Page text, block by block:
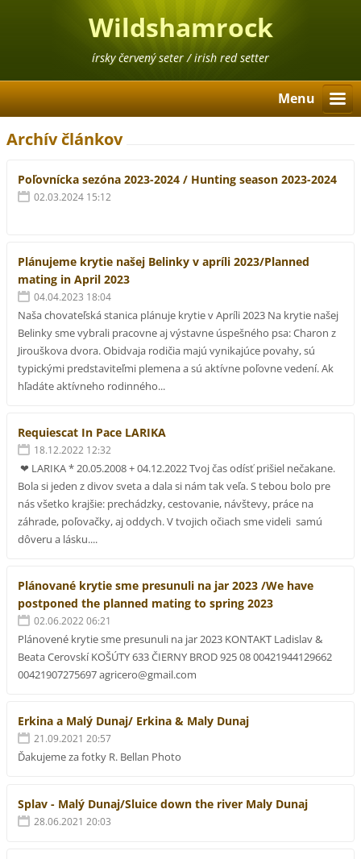
Wildshamrock
írsky červený seter / irish red setter
Menu
Archív článkov
Poľovnícka sezóna 2023-2024 / Hunting season 2023-2024
02.03.2024 15:12
Plánujeme krytie našej Belinky v apríli 2023/Planned
mating in April 2023
04.04.2023 18:04
Naša chovateľská stanica plánuje krytie v Apríli 2023 Na krytie našej
Belinky sme vybrali pracovne aj výstavne úspešného psa: Charon z
Jirouškova dvora. Obidvaja rodičia majú vynikajúce povahy, sú
typickými predstaviteľmi plemena a sú aktívne poľovne vedení. Ak
hľadáte aktívneho rodinného...
Requiescat In Pace LARIKA
18.12.2022 12:32
❤ LARIKA * 20.05.2008 + 04.12.2022 Tvoj čas odísť prišiel nečakane.
Bola si jeden z divov sveta a dala si nám tak veľa. S tebou bolo pre
nás všetko krajšie: prechádzky, cestovanie, návštevy, práce na
záhrade, poľovačky, aj oddych. V tvojich očiach sme videli samú
dôveru a lásku....
Plánované krytie sme presunuli na jar 2023 /We have
postponed the planned mating to spring 2023
02.06.2022 06:21
Plánovené krytie sme presunuli na jar 2023 KONTAKT Ladislav &
Beata Cerovskí KOŠÚTY 633 ČIERNY BROD 925 08 00421944129662
00421907275697 agricero@gmail.com
Erkina a Malý Dunaj/ Erkina & Maly Dunaj
21.09.2021 20:57
Ďakujeme za fotky R. Bellan Photo
Splav - Malý Dunaj/Sluice down the river Maly Dunaj
28.06.2021 20:03